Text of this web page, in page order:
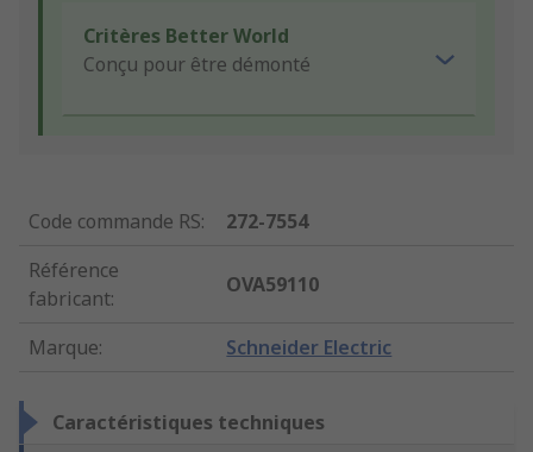
Critères Better World
Conçu pour être démonté
Code commande RS:
272-7554
Référence
fabricant:
OVA59110
Marque: Schneider Electric
Caractéristiques techniques